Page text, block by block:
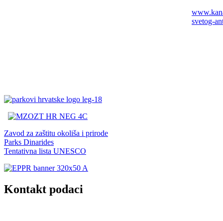
svetog-
Zavod za zaštitu okoliša i prirode
Parks Dinarides
Tentativna lista UNESCO
Kontakt podaci